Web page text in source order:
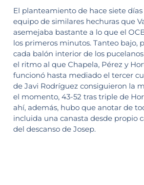
El planteamiento de hace siete
equipo de similares hechuras que
asemejaba bastante a lo que el
los primeros minutos. Tanteo bajo,
cada balón interior de los
el ritmo al que Chapela, Pérez y
funcionó hasta mediado el tercer
de Javi Rodríguez consiguieron la
el momento, 43-52 tras triple de
ahí, además, hubo que anotar de
incluida una canasta desde propio
del descanso de Josep.